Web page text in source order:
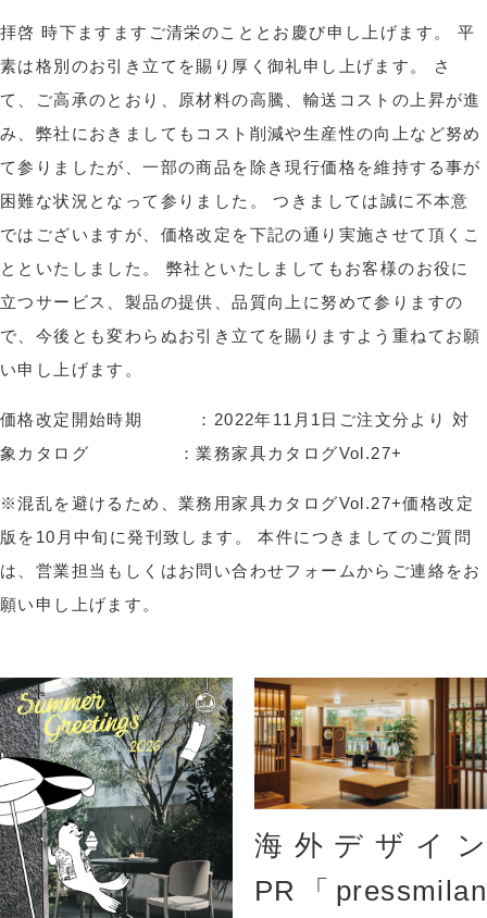
拝啓 時下ますますご清栄のこととお慶び申し上げます。 平
素は格別のお引き立てを賜り厚く御礼申し上げます。 さ
て、ご高承のとおり、原材料の高騰、輸送コストの上昇が進
み、弊社におきましてもコスト削減や生産性の向上など努め
て参りましたが、一部の商品を除き現行価格を維持する事が
困難な状況となって参りました。 つきましては誠に不本意
ではございますが、価格改定を下記の通り実施させて頂くこ
とといたしました。 弊社といたしましてもお客様のお役に
立つサービス、製品の提供、品質向上に努めて参りますの
で、今後とも変わらぬお引き立てを賜りますよう重ねてお願
い申し上げます。
価格改定開始時期 ：2022年11月1日ご注文分より 対
象カタログ ：業務家具カタログVol.27+
※混乱を避けるため、業務用家具カタログVol.27+価格改定
版を10月中旬に発刊致します。 本件につきましてのご質問
は、営業担当もしくはお問い合わせフォームからご連絡をお
願い申し上げます。
海外デザイン
PR「pressmilan